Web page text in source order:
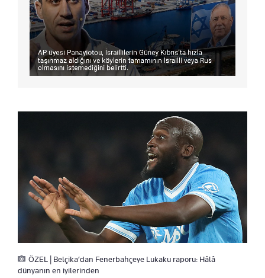
ÖZEL | Belçika’dan Fenerbahçeye Lukaku raporu: Hâlâ
dünyanın en iyilerinden